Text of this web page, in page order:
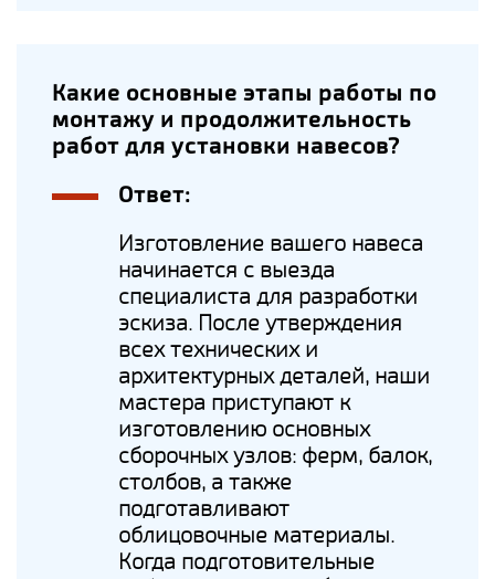
Какие основные этапы работы по
монтажу и продолжительность
работ для установки навесов?
Ответ:
Изготовление вашего навеса
начинается с выезда
специалиста для разработки
эскиза. После утверждения
всех технических и
архитектурных деталей, наши
мастера приступают к
изготовлению основных
сборочных узлов: ферм, балок,
столбов, а также
подготавливают
облицовочные материалы.
Когда подготовительные